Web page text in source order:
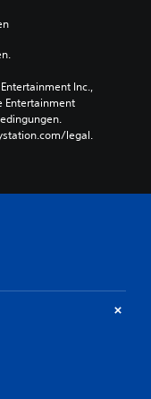
Inc.,
Entertainment
legal.